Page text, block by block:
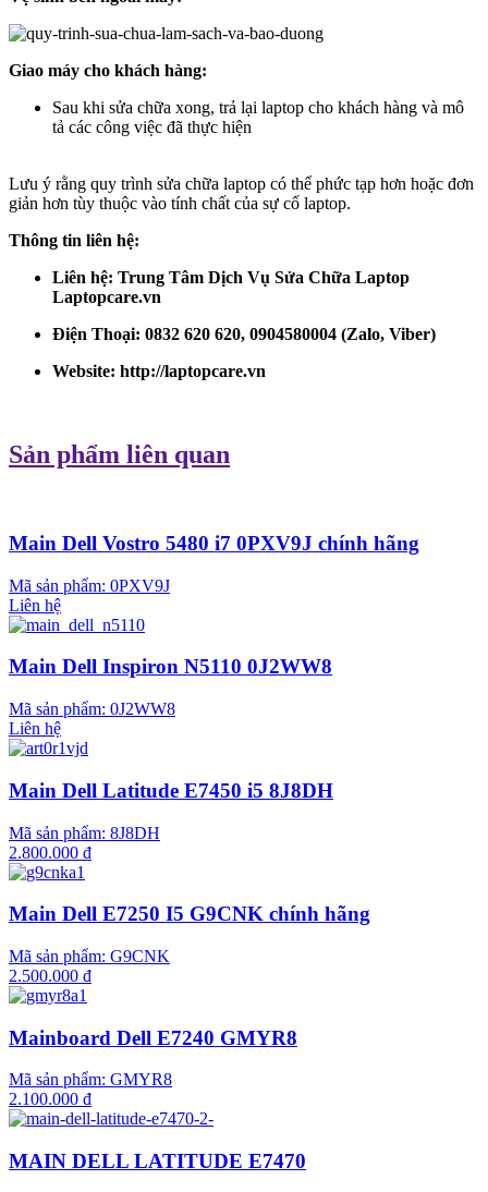
Giao máy cho khách hàng:
Sau khi sửa chữa xong, trả lại laptop cho khách hàng và mô
tả các công việc đã thực hiện
Lưu ý rằng quy trình sửa chữa laptop có thể phức tạp hơn hoặc đơn
giản hơn tùy thuộc vào tính chất của sự cố laptop.
Thông tin liên hệ:
Liên hệ: Trung Tâm Dịch Vụ Sửa Chữa Laptop
Laptopcare.vn
Điện Thoại: 0832 620 620, 0904580004 (Zalo, Viber)
Website: http://laptopcare.vn
Sản phẩm liên quan
Main Dell Vostro 5480 i7 0PXV9J chính hãng
Mã sản phẩm: 0PXV9J
Liên hệ
Main Dell Inspiron N5110 0J2WW8
Mã sản phẩm: 0J2WW8
Liên hệ
Main Dell Latitude E7450 i5 8J8DH
Mã sản phẩm: 8J8DH
2.800.000 đ
Main Dell E7250 I5 G9CNK chính hãng
Mã sản phẩm: G9CNK
2.500.000 đ
Mainboard Dell E7240 GMYR8
Mã sản phẩm: GMYR8
2.100.000 đ
MAIN DELL LATITUDE E7470